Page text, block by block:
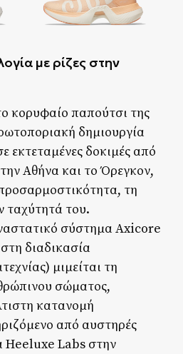
με ρίζες στην
κορυφαίο παπούτσι της
δημιουργία
εκτεταμένες δοκιμές από
Αθήνα και το Όρεγκον,
τη
ταχύτητά του.
σύστημα Axicore
διαδικασία
μιμείται τη
σώματος,
κατανομή
από αυστηρές
Heeluxe Labs στην